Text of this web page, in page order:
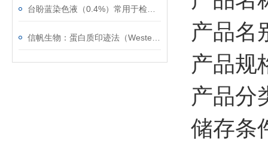
产品名
产品规
产品分
储存条